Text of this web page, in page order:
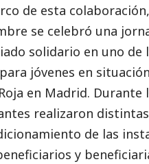
de esta
se celebró una
solidario en uno de
jóvenes en
en Madrid. Durante
realizaron
de las
y